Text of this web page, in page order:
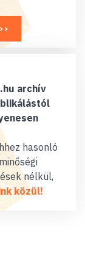
archív
hasonló
nélkül,
közül!